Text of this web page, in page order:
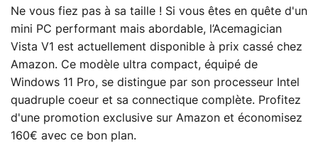
Ne vous fiez pas à sa taille ! Si vous êtes en quête d'un
mini PC performant mais abordable, l’Acemagician
Vista V1 est actuellement disponible à prix cassé chez
Amazon. Ce modèle ultra compact, équipé de
Windows 11 Pro, se distingue par son processeur Intel
quadruple coeur et sa connectique complète. Profitez
d'une promotion exclusive sur Amazon et économisez
160€ avec ce bon plan.